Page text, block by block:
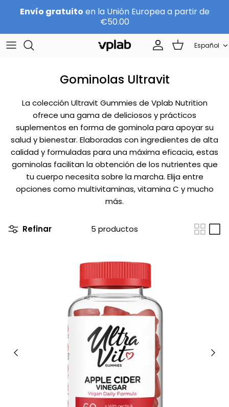
Envío gratuito en la Unión Europea a partir de
€50.00
Español
SETS
Beauty
Por marca
About us
Contactos
Become a Distributor
Gominolas Ultravit
La colección Ultravit Gummies de Vplab Nutrition
ofrece una gama de deliciosos y prácticos
suplementos en forma de gominola para apoyar su
salud y bienestar. Elaboradas con ingredientes de alta
calidad y formuladas para una máxima eficacia, estas
gominolas facilitan la obtención de los nutrientes que
tu cuerpo necesita sobre la marcha. Elija entre
opciones como multivitaminas, vitamina C y mucho
más.
Refinar 5 productos